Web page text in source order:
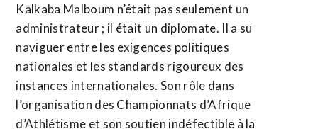
​Kalkaba Malboum n’était pas seulement un
administrateur ; il était un diplomate. Il a su
naviguer entre les exigences politiques
nationales et les standards rigoureux des
instances internationales. Son rôle dans
l’organisation des Championnats d’Afrique
d’Athlétisme et son soutien indéfectible à la